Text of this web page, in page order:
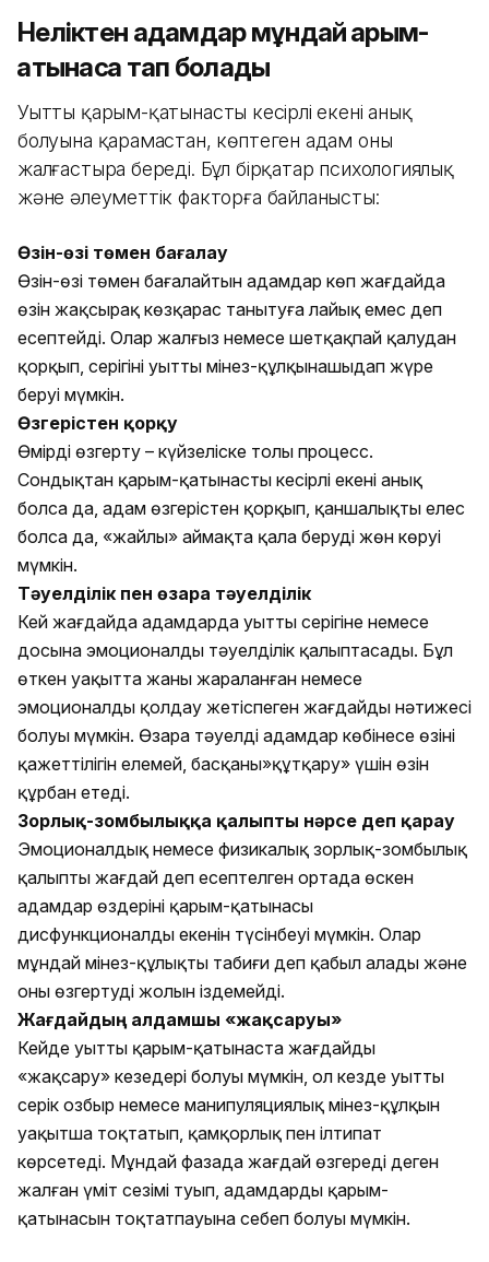
Неліктен адамдар мұндай қарым-
қатынасқа тап болады
Уытты қарым-қатынастың кесірлі екені анық
болуына қарамастан, көптеген адам оны
жалғастыра береді. Бұл бірқатар психологиялық
және әлеуметтік факторға байланысты:
Өзін-өзі төмен бағалау
Өзін-өзі төмен бағалайтын адамдар көп жағдайда
өзін жақсырақ көзқарас танытуға лайық емес деп
есептейді. Олар жалғыз немесе шетқақпай қалудан
қорқып, серігінің уытты мінез-құлқынашыдап жүре
беруі мүмкін.
Өзгерістен қорқу
Өмірді өзгерту – күйзеліске толы процесс.
Сондықтан қарым-қатынастың кесірлі екені анық
болса да, адам өзгерістен қорқып, қаншалықты елес
болса да, «жайлы» аймақта қала беруді жөн көруі
мүмкін.
Тәуелділік пен өзара тәуелділік
Кей жағдайда адамдарда уытты серігіне немесе
досына эмоционалды тәуелділік қалыптасады. Бұл
өткен уақытта жаны жараланған немесе
эмоционалды қолдау жетіспеген жағдайдың нәтижесі
болуы мүмкін. Өзара тәуелді адамдар көбінесе өзінің
қажеттілігін елемей, басқаны»құтқару» үшін өзін
құрбан етеді.
Зорлық-зомбылыққа қалыпты нәрсе деп қарау
Эмоционалдық немесе физикалық зорлық-зомбылық
қалыпты жағдай деп есептелген ортада өскен
адамдар өздерінің қарым-қатынасы
дисфункционалды екенін түсінбеуі мүмкін. Олар
мұндай мінез-құлықты табиғи деп қабыл алады және
оны өзгертудің жолын іздемейді.
Жағдайдың алдамшы «жақсаруы»
Кейде уытты қарым-қатынаста жағдайдың
«жақсару» кезеңдері болуы мүмкін, ол кезде уытты
серік озбыр немесе манипуляциялық мінез-құлқын
уақытша тоқтатып, қамқорлық пен ілтипат
көрсетеді. Мұндай фазада жағдай өзгереді деген
жалған үміт сезімі туып, адамдардың қарым-
қатынасын тоқтатпауына себеп болуы мүмкін.